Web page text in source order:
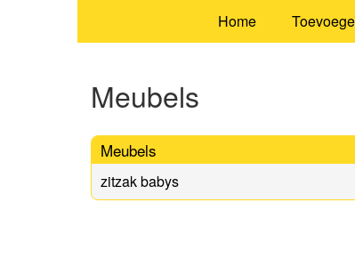
Home
Meubels
Meubels
zitzak babys